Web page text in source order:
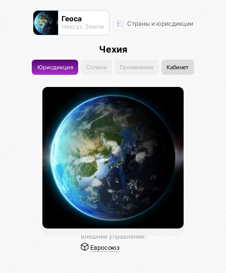
Геоса
Нексус Земли Страны и юрисдикции
Чехия
Юрисдикция Солики Применения Кабинет
Внешнее управление:
Евросоюз